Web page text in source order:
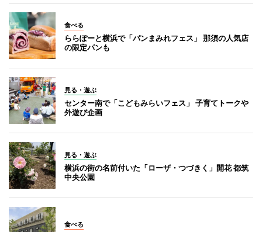
食べる
ららぽーと横浜で「パンまみれフェス」 那須の人気店
の限定パンも
見る・遊ぶ
センター南で「こどもみらいフェス」 子育てトークや
外遊び企画
見る・遊ぶ
横浜の街の名前付いた「ローザ・つづきく」開花 都筑
中央公園
食べる